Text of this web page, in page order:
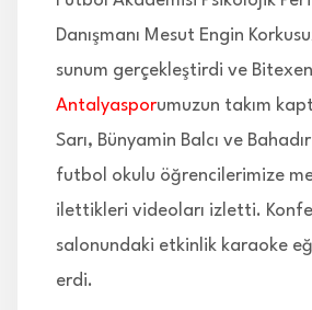
Danışmanı Mesut Engin
sunum gerçekleştirdi ve Bitexen
Antalyasporumuzun takım
Sarı, Bünyamin Balcı ve
futbol okulu öğrencilerimize
ilettikleri videoları izletti.
salonundaki etkinlik karaoke
erdi.